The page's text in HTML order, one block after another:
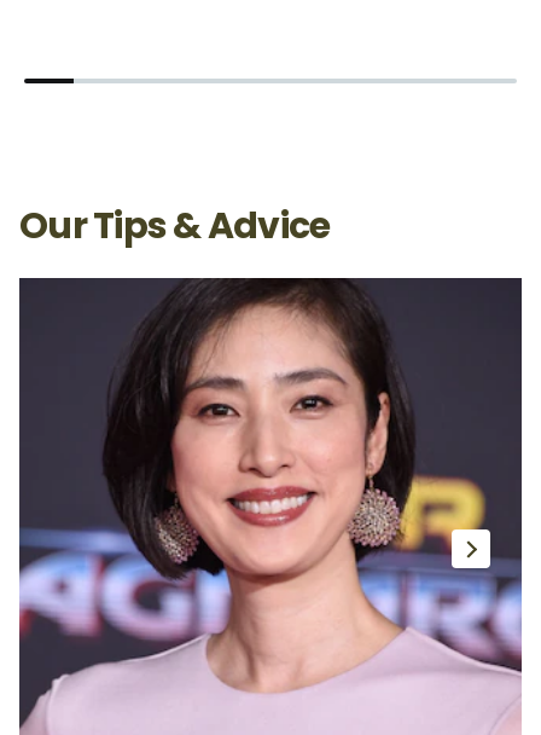
Our Tips & Advice